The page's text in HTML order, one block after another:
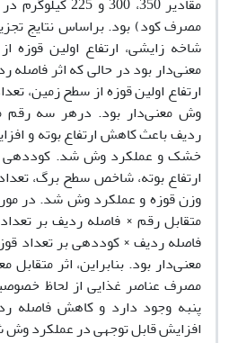
مصرف کود) بود. براساس نتایج
شاخه زایشی، ارتفاع اولین قوزه
معنی‌دار بود در حالی که اثر فاصله
ارتفاع اولین قوزه از سطح زمین،
وش معنی‌دار بود. درهر سه رقم
ردیف باعث کاهش ارتفاع بوته و
خشک و عملکرد وش شد. کوددهی
ارتفاع بوته، شاخص سطح برگ،
وزن قوزه و عملکرد وش شد. در مورد
متقابل رقم × فاصله ردیف بر
فاصله ردیف × کوددهی بر تعداد
معنی‌دار بود. بنابراین، اثر
مصرف عناصر غذایی از لحاظ
پنبه وجود دارد و کاهش فاصله
افزایش قابل توجهی در عملکرد